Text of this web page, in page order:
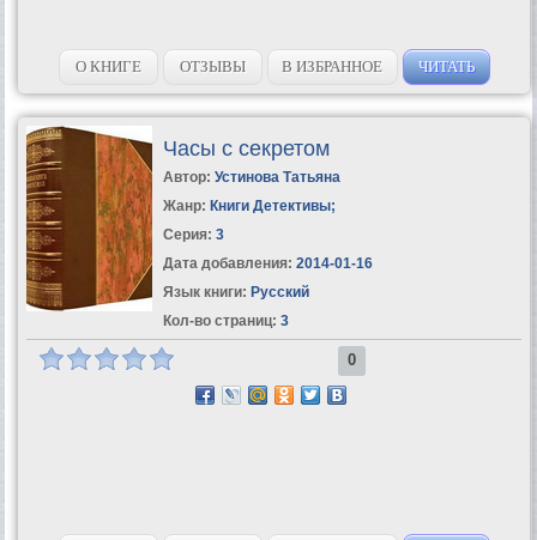
О КНИГЕ ОТЗЫВЫ В ИЗБРАННОЕ ЧИТАТЬ
Часы с секретом
Автор: Устинова Татьяна
Жанр: Книги Детективы;
Серия: 3
Дата добавления: 2014-01-16
Язык книги: Русский
Кол-во страниц: 3
0